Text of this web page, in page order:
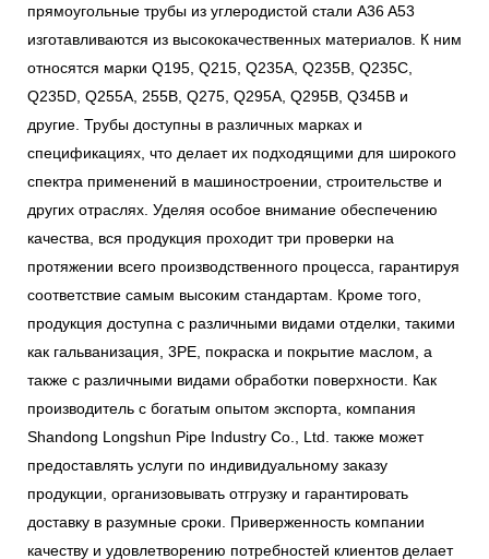
прямоугольные трубы из углеродистой стали A36 A53
изготавливаются из высококачественных материалов. К ним
относятся марки Q195, Q215, Q235A, Q235B, Q235C,
Q235D, Q255A, 255B, Q275, Q295A, Q295B, Q345B и
другие. Трубы доступны в различных марках и
спецификациях, что делает их подходящими для широкого
спектра применений в машиностроении, строительстве и
других отраслях. Уделяя особое внимание обеспечению
качества, вся продукция проходит три проверки на
протяжении всего производственного процесса, гарантируя
соответствие самым высоким стандартам. Кроме того,
продукция доступна с различными видами отделки, такими
как гальванизация, 3PE, покраска и покрытие маслом, а
также с различными видами обработки поверхности. Как
производитель с богатым опытом экспорта, компания
Shandong Longshun Pipe Industry Co., Ltd. также может
предоставлять услуги по индивидуальному заказу
продукции, организовывать отгрузку и гарантировать
доставку в разумные сроки. Приверженность компании
качеству и удовлетворению потребностей клиентов делает